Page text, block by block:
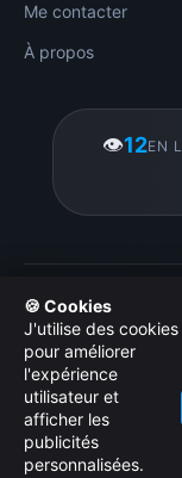
🍪 Cookies
J'utilise des cookies
pour améliorer
l'expérience
utilisateur et
afficher les
publicités
personnalisées.
Me contacter
À propos
👁️12EN
Gérer mes cookies
|
Licence d